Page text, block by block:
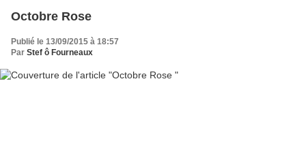
Octobre Rose
Publié le 13/09/2015 à 18:57
Par Stef ô Fourneaux